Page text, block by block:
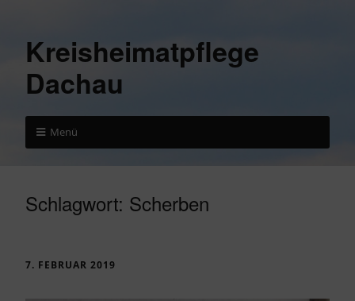
Kreisheimatpflege
Dachau
Menü
Schlagwort: Scherben
7. FEBRUAR 2019